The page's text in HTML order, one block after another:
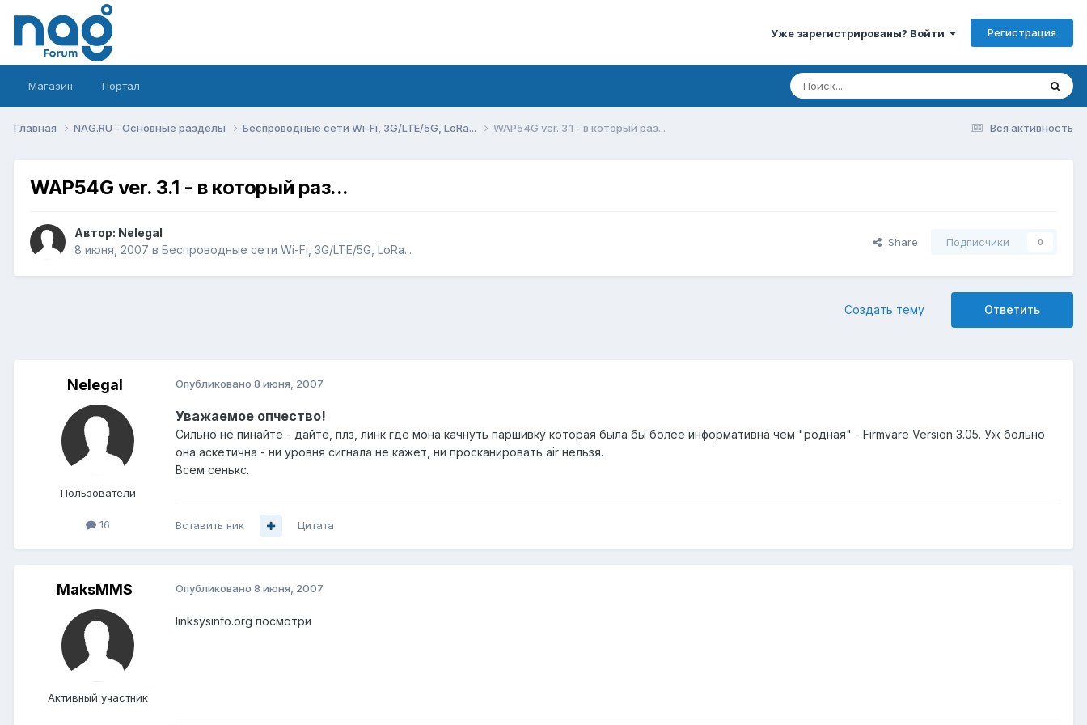
Уже зарегистрированы? Войти Регистрация
Магазин Портал
Вся активность
Главная NAG.RU - Основные разделы Беспроводные сети Wi-Fi, 3G/LTE/5G, LoRa... WAP54G ver. 3.1 - в который раз...
WAP54G ver. 3.1 - в который раз...
Автор: Nelegal
8 июня, 2007 в Беспроводные сети Wi-Fi, 3G/LTE/5G, LoRa...
Share Подписчики 0
Ответить
Создать тему
Nelegal
Пользователи
16
Опубликовано 8 июня, 2007
Уважаемое опчество!
Сильно не пинайте - дайте, плз, линк где мона качнуть паршивку которая была бы более информативна чем "родная" - Firmvare Version 3.05. Уж больно
она аскетична - ни уровня сигнала не кажет, ни просканировать air нельзя.
Всем сенькс.
Вставить ник Цитата
MaksMMS
Активный участник
Опубликовано 8 июня, 2007
linksysinfo.org посмотри